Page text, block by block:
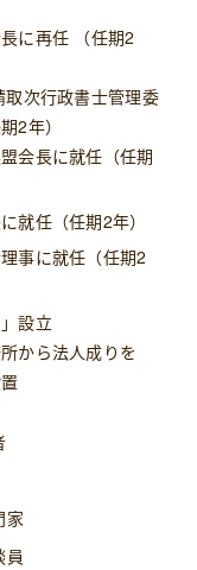
に再任 （任期2
次行政書士管理委
2年）
会長に就任（任期
就任（任期2年）
事に就任（任期2
設立
から法人成りを
家
員